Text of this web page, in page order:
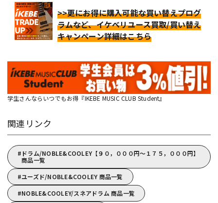
>>更にお得に購入可能な買い替えプログ
ラムなど、イケベリユース買取/買い替え
キャンペーン詳細はこちら
学生さんならいつでもお得『IKEBE MUSIC CLUB Student』
関連リンク
ドラム/NOBLE&COOLEY【９０，０００円～１７５，０００円】
商品一覧
ユーズド/NOBLE&COOLEY 商品一覧
NOBLE&COOLEY/スネアドラム 商品一覧